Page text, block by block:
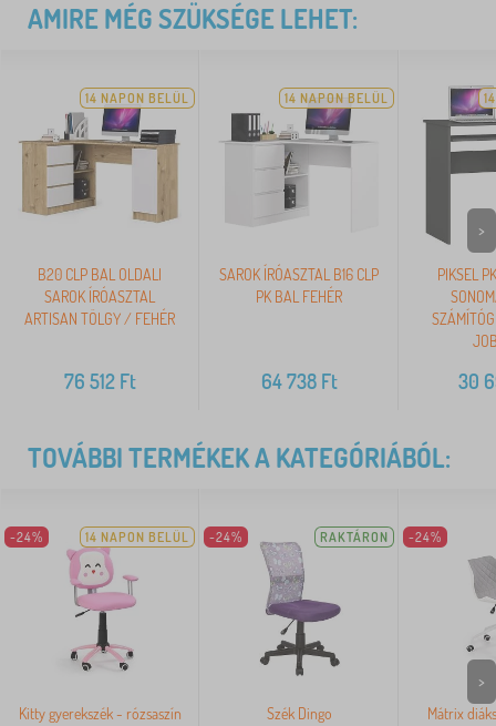
AMIRE MÉG SZÜKSÉGE LEHET:
14 NAPON BELÜL
B20 CLP BAL OLDALI
SAROK ÍRÓASZTAL
ARTISAN TÖLGY / FEHÉR
76 512Ft
14 NAPON BELÜL
SAROK ÍRÓASZTAL B16 CLP
PK BAL FEHÉR
64 738Ft
PIKSEL
30
>
TOVÁBBI TERMÉKEK A KATEGÓRIÁBÓL:
-24% 14 NAPON BELÜL
Kitty gyerekszék - rózsaszín
-24% RAKTÁRON
Szék Dingo
-24%
Mátrix
>